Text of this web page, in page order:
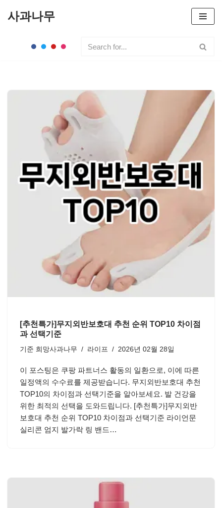
사과나무
[추천특가]무지외반보호대 추천 순위 TOP10 차이점
과 선택기준
기준 희망사과나무 라이프 2026년 02월 28일
이 포스팅은 쿠팡 파트너스 활동의 일환으로, 이에 따른
일정액의 수수료를 제공받습니다. 무지외반보호대 추천
TOP10의 차이점과 선택기준을 알아보세요. 발 건강을
위한 최적의 선택을 도와드립니다. [추천특가]무지외반
보호대 추천 순위 TOP10 차이점과 선택기준 라이언문
실리콘 엄지 발가락 링 밴드…